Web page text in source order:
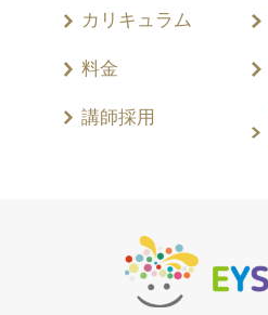
カリキュラム
料金
講師採用